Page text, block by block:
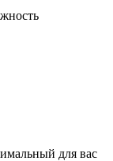
для вас